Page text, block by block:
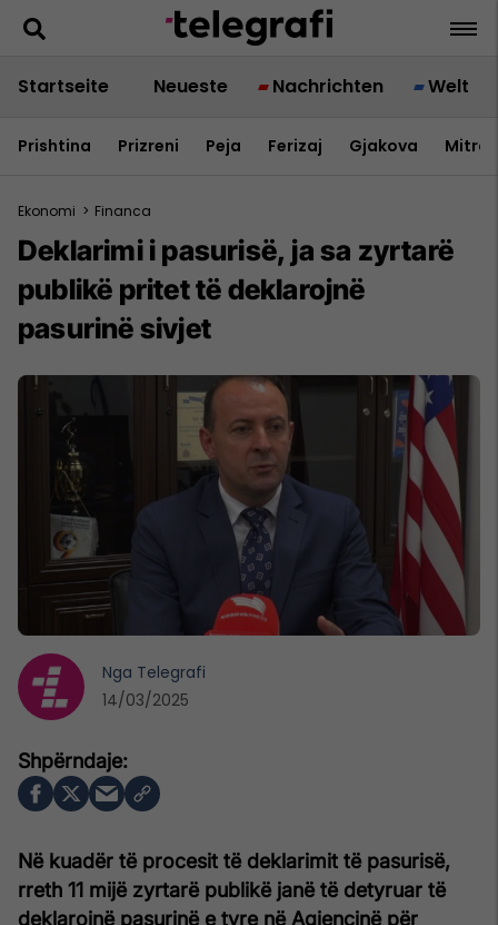
Startseite Neueste Nachrichten Welt
Prishtina Prizreni Peja Ferizaj Gjakova
Ekonomi > Financa
Deklarimi i pasurisë, ja sa zyrtarë
publikë pritet të deklarojnë
pasurinë sivjet
Në kuadër të procesit të deklarimit të pasurisë,
rreth 11 mijë zyrtarë publikë janë të detyruar të
deklarojnë pasurinë e tyre në Agjencinë për
Nga Telegrafi
14/03/2025